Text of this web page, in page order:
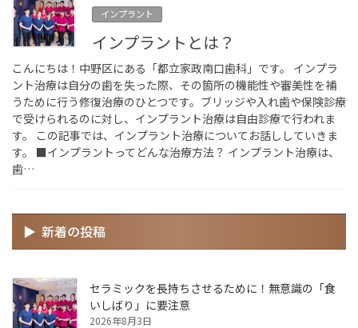
インプラント
インプラントとは？
こんにちは！中野区にある「都立家政南口歯科」です。 インプラ
ント治療は自分の歯を失った際、その箇所の機能性や審美性を補
うために行う修復治療のひとつです。ブリッジや入れ歯や保険診療
で受けられるのに対し、インプラント治療は自由診療で行われま
す。 この記事では、インプラント治療についてお話ししていきま
す。 ■インプラントってどんな治療方法？ インプラント治療は、
歯…
新着の投稿
セラミックを長持ちさせるために！無意識の「食
いしばり」に要注意
2026年8月3日